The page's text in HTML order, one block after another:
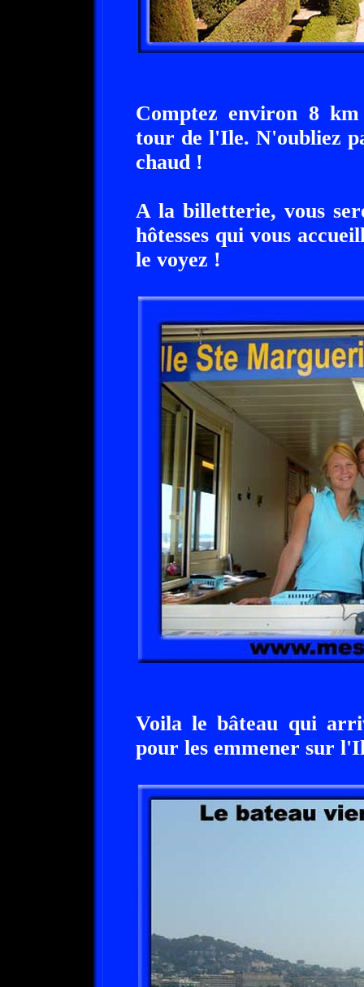
Comptez environ 8
tour de l'Ile. N'oubliez
chaud !
A la billetterie, vous
hôtesses qui vous
le voyez !
Voila le bâteau qui
pour les emmener sur